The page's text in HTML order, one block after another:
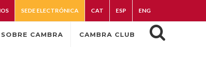
SEDE ELECTRÓNICA CAT ESP ENG
SOBRE CAMBRA CAMBRA CLUB